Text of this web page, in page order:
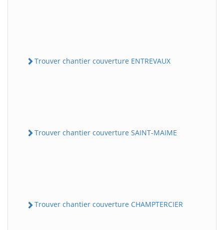
Trouver chantier couverture ENTREVAUX
Trouver chantier couverture SAINT-MAIME
Trouver chantier couverture CHAMPTERCIER